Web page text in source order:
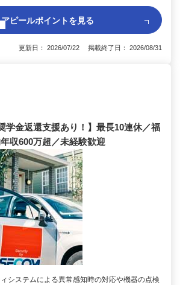
アピールポイントを見る
更新日： 2026/07/22 掲載終了日： 2026/08/31
学金返還支援あり！】最長10連休／福
収600万超／未経験歓迎
システムによる異常感知時の対応や機器の点検